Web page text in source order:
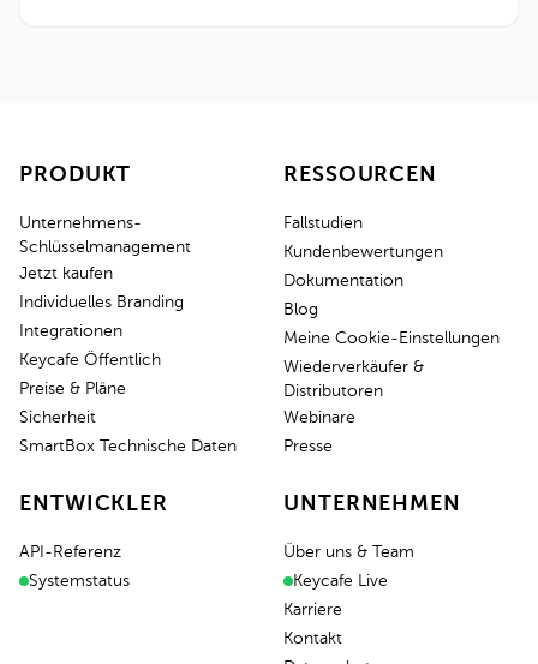
PRODUKT
Unternehmens-
Schlüsselmanagement
Jetzt kaufen
Individuelles Branding
Integrationen
Keycafe Öffentlich
Preise & Pläne
Sicherheit
SmartBox Technische Daten
RESSOURCEN
Fallstudien
Kundenbewertungen
Dokumentation
Blog
Meine Cookie-Einstellungen
Wiederverkäufer &
Distributoren
Webinare
Presse
ENTWICKLER
API-Referenz
Systemstatus
UNTERNEHMEN
Über uns & Team
Keycafe Live
Karriere
Kontakt